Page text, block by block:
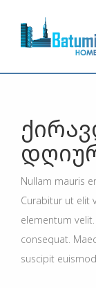
Nullam mauris
Curabitur ut elit
elementum
consequat.
suscipit